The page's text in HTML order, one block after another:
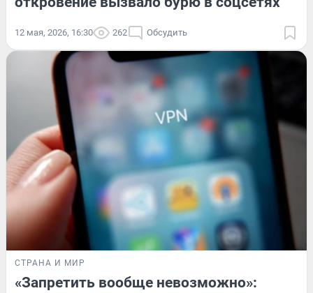
12 мая, 2026, 16:30 262 Обсудить
СТРАНА И МИР
«Запретить вообще невозможно»: